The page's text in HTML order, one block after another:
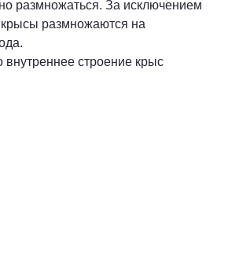
размножаться. За исключением
размножаются на